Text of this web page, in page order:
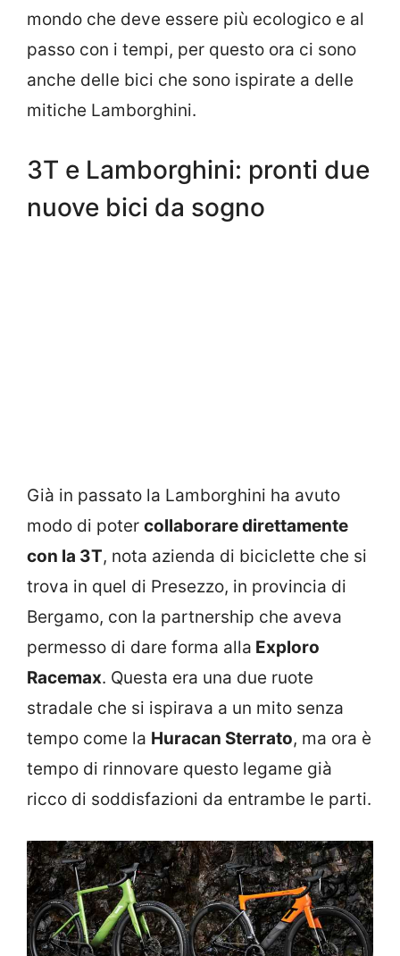
mondo che deve essere più ecologico e al
passo con i tempi, per questo ora ci sono
anche delle bici che sono ispirate a delle
mitiche Lamborghini.
3T e Lamborghini: pronti due
nuove bici da sogno
Già in passato la Lamborghini ha avuto
modo di poter collaborare direttamente
con la 3T, nota azienda di biciclette che si
trova in quel di Presezzo, in provincia di
Bergamo, con la partnership che aveva
permesso di dare forma alla Exploro
Racemax. Questa era una due ruote
stradale che si ispirava a un mito senza
tempo come la Huracan Sterrato, ma ora è
tempo di rinnovare questo legame già
ricco di soddisfazioni da entrambe le parti.